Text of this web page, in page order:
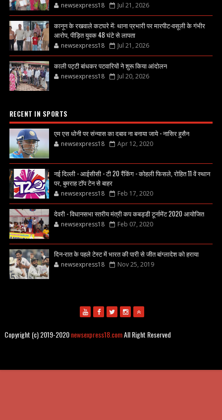
newsexpress18 Jul 21, 2026
कानून के रखवाले कटघरे में: थाना प्रभारी पर मारपीट-वसूली के गंभीर
आरोप, पीड़ित युवक 48 घंटे से लापता
newsexpress18 Jul 21, 2026
काली पट्टी बांधकर पटवारियों ने शुरू किया आंदोलन
newsexpress18 Jul 20, 2026
RECENT IN SPORTS
एम एस धोनी पर संन्यास का दबाव ना बनाया जाये - नासिर हुसैन
newsexpress18 Apr 12, 2020
नई दिल्ली - आईसीसी - टी 20 रैंकिंग - कोहली फिसले, रोहित 11 वें स्थान
पर, बुमराह टॉप टेन से बाहर
newsexpress18 Feb 17, 2020
देवरी - विधानसभा स्तरीय मंत्री कप कबड्डी टूर्नामेंट 2020 आयोजित
newsexpress18 Feb 07, 2020
दिन-रात के पहले टेस्ट में भारत की पारी से जीत बांग्लादेश को हराया
newsexpress18 Nov 25, 2019
Copyright (c) 2019-2020newsexpress18.comAll Right Reserved